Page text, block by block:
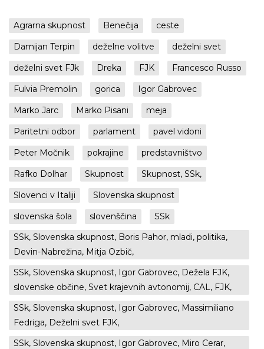
Agrarna skupnost Benečija
ceste
Damijan Terpin
deželne volitve
deželni svet
deželni svet FJk
Dreka FJK
Francesco Russo
Fulvia Premolin
gorica
Igor Gabrovec
Marko Jarc
Marko Pisani
meja
Paritetni odbor
parlament
pavel vidoni
Peter Močnik
pokrajine
predstavništvo
Rafko Dolhar
Skupnost
Skupnost, SSk,
Slovenci v Italiji
Slovenska skupnost
slovenska šola
slovenščina
SSk
SSk, Slovenska skupnost, Boris Pahor, mladi, politika,
Devin-Nabrežina, Mitja Ozbič,
SSk, Slovenska skupnost, Igor Gabrovec, Dežela FJK,
slovenske občine, Svet krajevnih avtonomij, CAL, FJK,
SSk, Slovenska skupnost, Igor Gabrovec, Massimiliano
Fedriga, Deželni svet FJK,
SSk, Slovenska skupnost, Igor Gabrovec, Miro Cerar,